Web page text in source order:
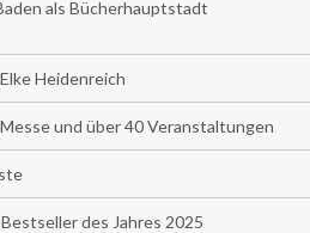
als Bücherhauptstadt
Heidenreich
und über 40 Veranstaltungen
des Jahres 2025